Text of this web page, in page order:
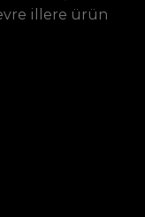
illere ürün